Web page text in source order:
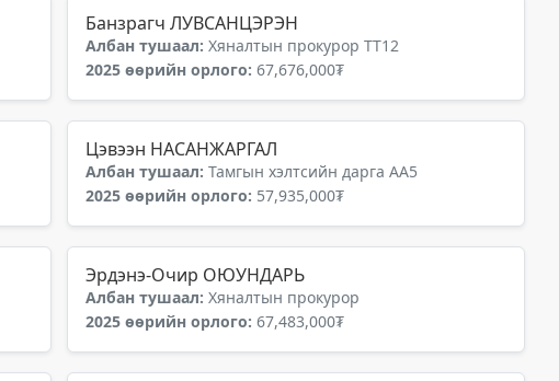
Банзрагч ЛУВСАНЦЭРЭН
Албан тушаал: Хяналтын прокурор ТТ12
2025 өөрийн орлого: 67,676,000₮
Цэвээн НАСАНЖАРГАЛ
Албан тушаал: Тамгын хэлтсийн дарга АА5
2025 өөрийн орлого: 57,935,000₮
Эрдэнэ-Очир ОЮУНДАРЬ
Албан тушаал: Хяналтын прокурор
2025 өөрийн орлого: 67,483,000₮